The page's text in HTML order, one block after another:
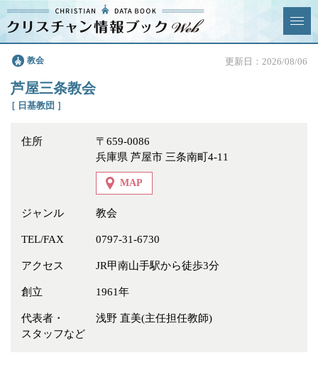
クリスチャン
情報ブックとは
News & Topics
よくあるご質問
教会 学校・幼稚園・神学校
特別集会奉仕者
冠婚葬祭 各種団体
教会 更新日：2026/08/06
芦屋三条教会
［ 日基教団 ］
住所
〒659-0086
兵庫県 芦屋市 三条南町4-11
MAP
ジャンル 教会
TEL/FAX 0797-31-6730
アクセス JR甲南山手駅から徒歩3分
創立 1961年
代表者・
スタッフなど
浅野 直美(主任担任教師)